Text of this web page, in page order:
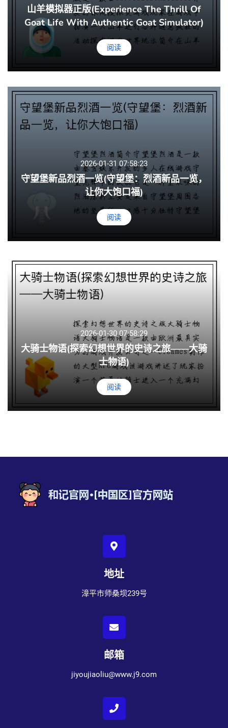
山羊模拟器正版(Experience The Thrill Of
Goat Life With Authentic Goat Simulator)
阅读
2026-01-31 07:58:23
守望堡新品烈酒一览(守望堡：烈酒新品一览，
让你大饱口福)
阅读
2026-01-30 07:58:29
大骑士物语(探索幻想世界的史诗之旅——大骑
士物语)
阅读
地址
漳平市师桑坝239号
邮箱
jiyoujiaoliu@www.j9.com